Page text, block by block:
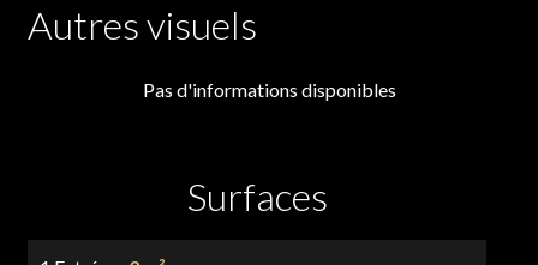
Autres visuels
Pas d'informations disponibles
Surfaces